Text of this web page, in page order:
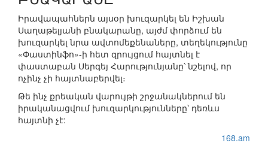
Իրավապահներն այսօր խուզարկել են Իշխան
Սաղաթելյանի բնակարանը, այժմ փորձում են
խուզարկել նրա ավտոմեքենաները, տեղեկությունը
«Փաստինֆո»-ի հետ զրույցում հայտնել է
փաստաբան Սերգեյ Հարությունյանը՝ նշելով, որ
ոչինչ չի հայտնաբերվել։
Թե ինչ քրեական վարույթի շրջանակներում են
իրականացվում խուզարկությունները՝ դեռևս
հայտնի չէ:
168.am